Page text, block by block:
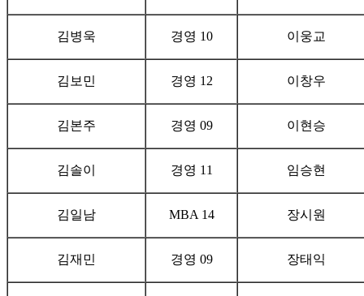
김병욱 경영 10 이웅교
김보민 경영 12 이창우
김본주 경영 09 이현승
김솔이 경영 11 임승현
김일남 MBA 14 장시원
김재민 경영 09 장태익